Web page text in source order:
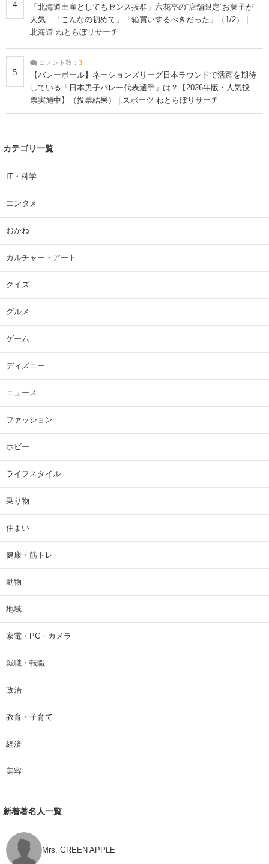
4
「北海道土産としてもセンス抜群」六花亭の“店舗限定”お菓子が
人気 「こんなの初めて」「箱買いするべきだった」（1/2） |
北海道 ねとらぼリサーチ
5
コメント数： 3
【バレーボール】ネーションズリーグ日本ラウンドで活躍を期待
している「日本男子バレー代表選手」は？【2026年版・人気投
票実施中】（投票結果） | スポーツ ねとらぼリサーチ
カテゴリ一覧
IT・科学
エンタメ
おかね
カルチャー・アート
クイズ
グルメ
ゲーム
ディズニー
ニュース
ファッション
ホビー
ライフスタイル
乗り物
住まい
健康・筋トレ
動物
地域
家電・PC・カメラ
就職・転職
政治
教育・子育て
経済
美容
新着著名人一覧
Mrs. GREEN APPLE